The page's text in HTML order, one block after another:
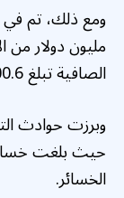
مليون دولار
الصافية تبلغ 300.6 مليون دولار.
وبرزت حوادث
الخسائر.